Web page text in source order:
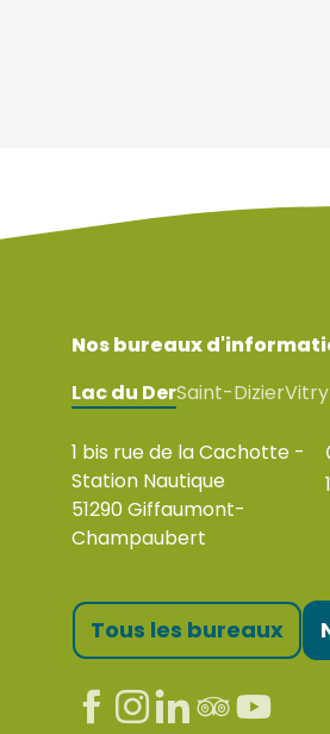
Nos bureaux
Lac du DerSaint-Dizier
1 bis rue de la Cachotte -
Station Nautique
51290 Giffaumont-
Champaubert
Tous les bureaux